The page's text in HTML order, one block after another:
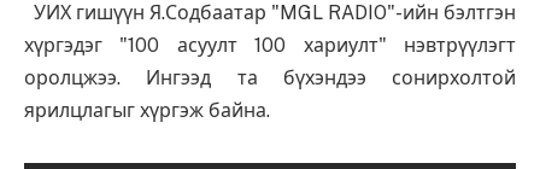
УИХ гишүүн Я.Содбаатар "MGL RADIO"-ийн бэлтгэн
хүргэдэг "100 асуулт 100 хариулт" нэвтрүүлэгт
оролцжээ. Ингээд та бүхэндээ сонирхолтой
ярилцлагыг хүргэж байна.